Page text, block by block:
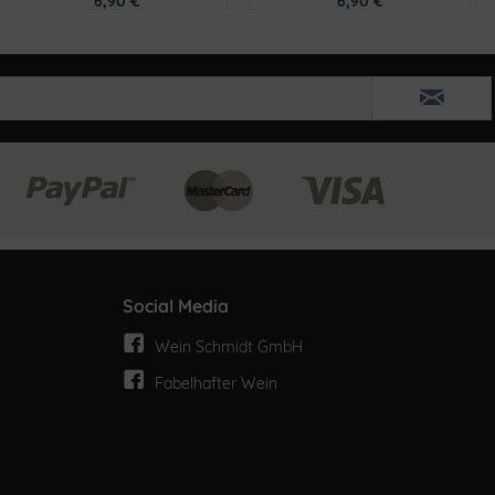
Social Media
Wein Schmidt GmbH
Fabelhafter Wein